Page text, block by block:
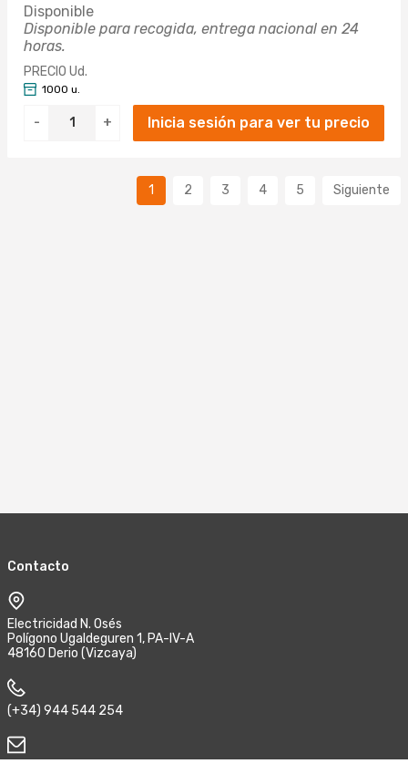
Disponible
Disponible para recogida, entrega nacional en 24
horas.
PRECIO Ud.
- +
1000 u.
Inicia sesión para ver tu precio
1 2 3 4 5 Siguiente
Contacto
Electricidad N. Osés
Polígono Ugaldeguren 1, PA-IV-A
48160 Derio (Vizcaya)
(+34) 944 544 254